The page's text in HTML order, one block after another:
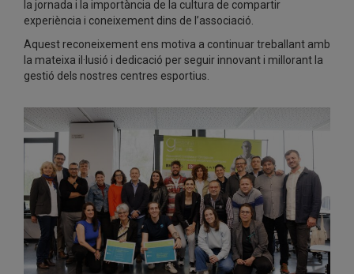
la jornada i la importància de la cultura de compartir
experiència i coneixement dins de l’associació.
Aquest reconeixement ens motiva a continuar treballant amb
la mateixa il·lusió i dedicació per seguir innovant i millorant la
gestió dels nostres centres esportius.